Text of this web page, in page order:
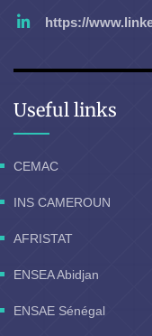
https://
Useful links
CEMAC
INS CAMEROUN
AFRISTAT
ENSEA Abidjan
ENSAE Sénégal